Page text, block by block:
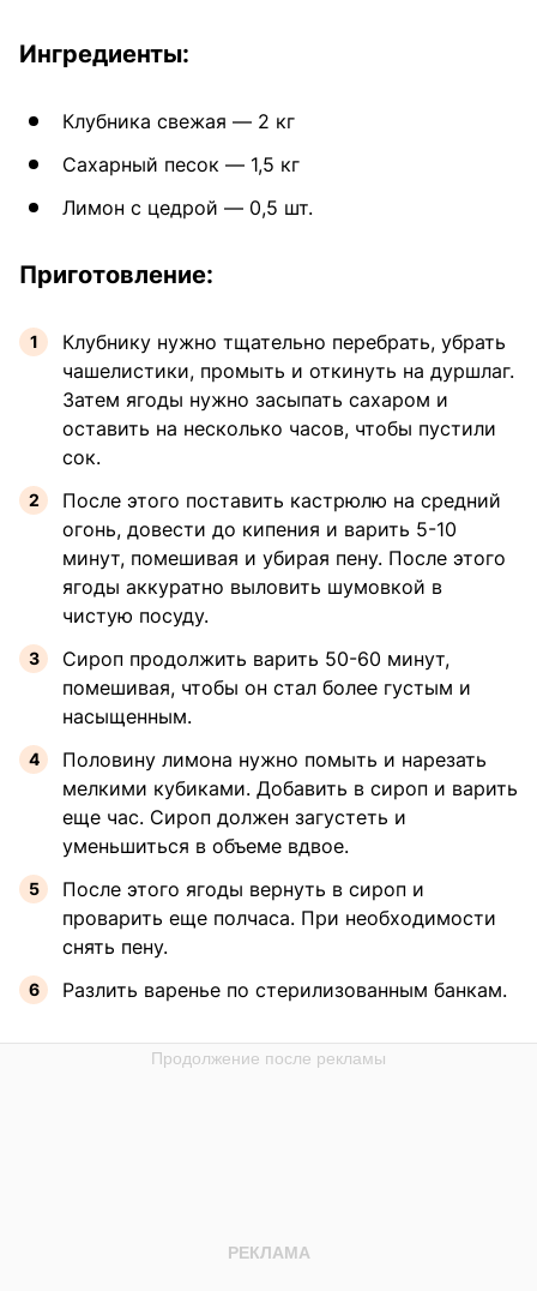
Ингредиенты:
Клубника свежая — 2 кг
Сахарный песок — 1,5 кг
Лимон с цедрой — 0,5 шт.
Приготовление:
Клубнику нужно тщательно перебрать, убрать
чашелистики, промыть и откинуть на дуршлаг.
Затем ягоды нужно засыпать сахаром и
оставить на несколько часов, чтобы пустили
сок.
После этого поставить кастрюлю на средний
огонь, довести до кипения и варить 5-10
минут, помешивая и убирая пену. После этого
ягоды аккуратно выловить шумовкой в
чистую посуду.
Сироп продолжить варить 50-60 минут,
помешивая, чтобы он стал более густым и
насыщенным.
Половину лимона нужно помыть и нарезать
мелкими кубиками. Добавить в сироп и варить
еще час. Сироп должен загустеть и
уменьшиться в объеме вдвое.
После этого ягоды вернуть в сироп и
проварить еще полчаса. При необходимости
снять пену.
Разлить варенье по стерилизованным банкам.